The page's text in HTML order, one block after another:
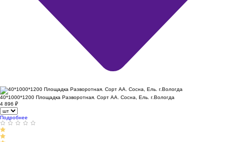
40*1000*1200 Площадка Разворотная. Сорт АА. Сосна, Ель. г.Вологда
4 896 ₽
Подробнее